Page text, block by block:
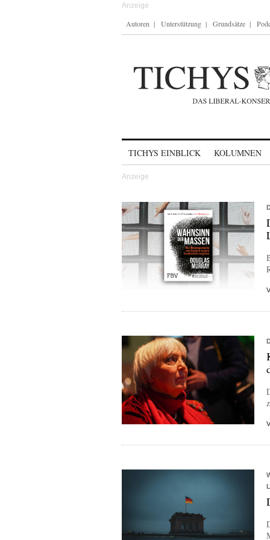
Autoren Unterstützung Grundsätze
TICHYS EINBLICK KOLUMNEN